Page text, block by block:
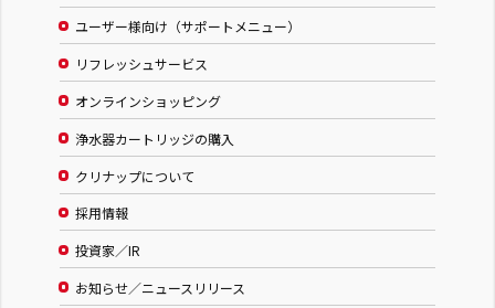
ユーザー様向け（サポートメニュー）
リフレッシュサービス
オンラインショッピング
浄水器カートリッジの購入
クリナップについて
採用情報
投資家／IR
お知らせ／ニュースリリース